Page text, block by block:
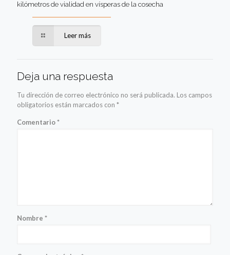
kilómetros de vialidad en vísperas de la cosecha
Leer más
Deja una respuesta
Tu dirección de correo electrónico no será publicada. Los campos
obligatorios están marcados con *
Comentario*
Nombre *